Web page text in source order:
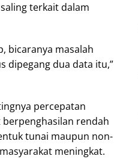
terkait dalam
bicaranya masalah
dipegang dua data itu,”
percepatan
rendah
tunai maupun non-
meningkat.